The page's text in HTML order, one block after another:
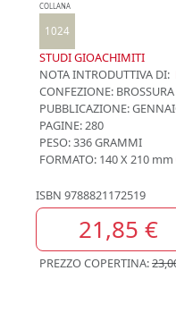
COLLANA
1024
STUDI GIOACHIMITI
NOTA INTRODUTTIVA DI:
CONFEZIONE: BROSSURA
PUBBLICAZIONE:
PAGINE: 280
PESO: 336 GRAMMI
FORMATO: 140 X 210 mm
ISBN 9788821172519
21,85 €
PREZZO COPERTINA: